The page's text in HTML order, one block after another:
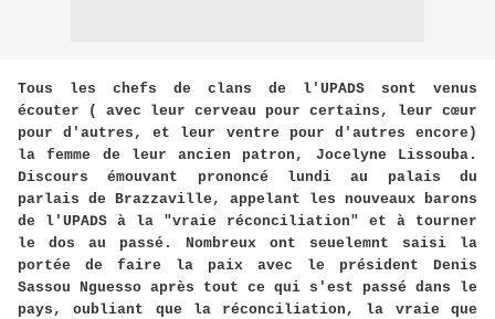
Tous les chefs de clans de l'UPADS sont venus
écouter ( avec leur cerveau pour certains, leur cœur
pour d'autres, et leur ventre pour d'autres encore)
la femme de leur ancien patron, Jocelyne Lissouba.
Discours émouvant prononcé lundi au palais du
parlais de Brazzaville, appelant les nouveaux barons
de l'UPADS à la "vraie réconciliation" et à tourner
le dos au passé. Nombreux ont seuelemnt saisi la
portée de faire la paix avec le président Denis
Sassou Nguesso après tout ce qui s'est passé dans le
pays, oubliant que la réconciliation, la vraie que